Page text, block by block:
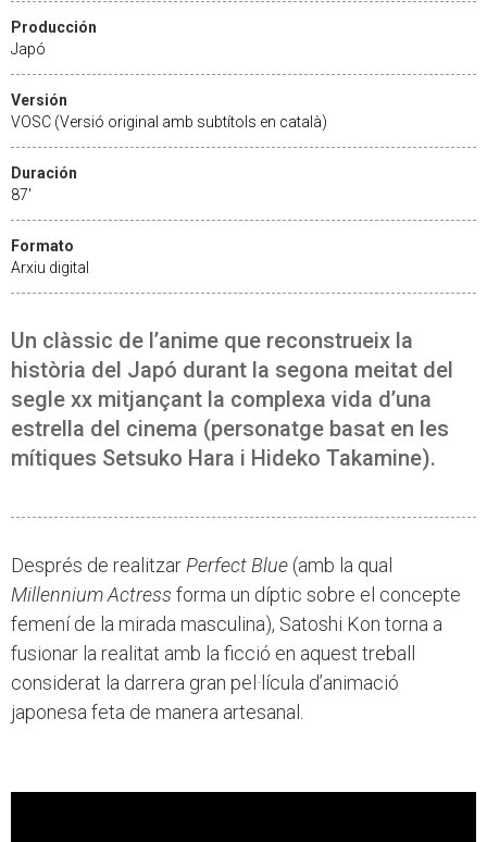
Producción
Japó
Versión
VOSC (Versió original amb subtítols en català)
Duración
87'
Formato
Arxiu digital
Un clàssic de l’anime que reconstrueix la
història del Japó durant la segona meitat del
segle xx mitjançant la complexa vida d’una
estrella del cinema (personatge basat en les
mítiques Setsuko Hara i Hideko Takamine).
Després de realitzar Perfect Blue (amb la qual
Millennium Actress forma un díptic sobre el concepte
femení de la mirada masculina), Satoshi Kon torna a
fusionar la realitat amb la ficció en aquest treball
considerat la darrera gran pel·lícula d’animació
japonesa feta de manera artesanal.